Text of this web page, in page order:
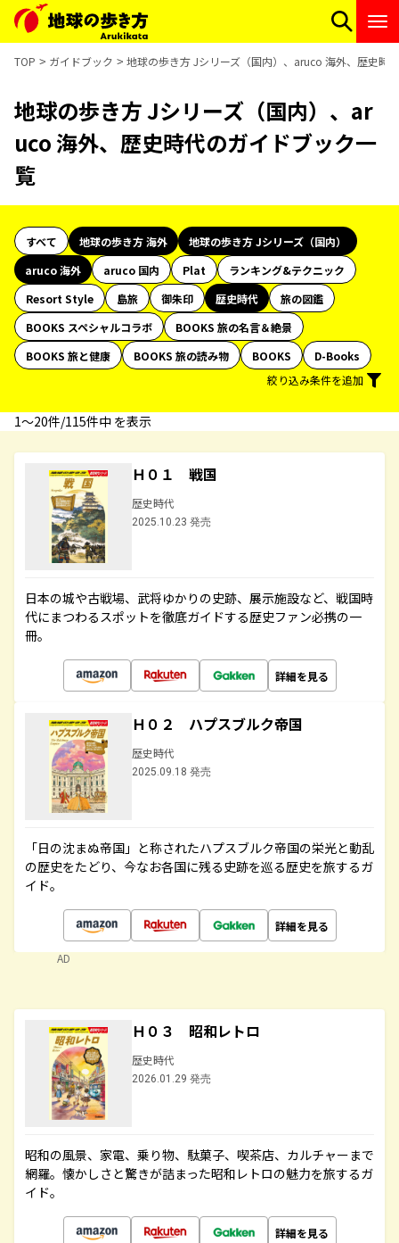
TOP ガイドブック 地球の歩き方 Jシリーズ（国内）、aruco 海外、歴史時
地球の歩き方 Jシリーズ（国内）、ar
uco 海外、歴史時代のガイドブック一
覧
すべて 地球の歩き方 海外
地球の歩き方 Jシリーズ（国内）
aruco 海外
aruco 国内 Plat
ランキング&テクニック
Resort Style
島旅 御朱印 歴史時代
旅の図鑑
BOOKS スペシャルコラボ
BOOKS 旅の名言＆絶景
BOOKS 旅と健康
BOOKS 旅の読み物 BOOKS
D-Books
絞り込み条件を追加
1〜20件/115件中 を表示
Ｈ０１ 戦国
歴史時代
2025.10.23 発売
日本の城や古戦場、武将ゆかりの史跡、展示施設など、戦国時
代にまつわるスポットを徹底ガイドする歴史ファン必携の一
冊。
詳細を見る
Ｈ０２ ハプスブルク帝国
歴史時代
2025.09.18 発売
「日の沈まぬ帝国」と称されたハプスブルク帝国の栄光と動乱
の歴史をたどり、今なお各国に残る史跡を巡る歴史を旅するガ
イド。
詳細を見る
AD
Ｈ０３ 昭和レトロ
歴史時代
2026.01.29 発売
昭和の風景、家電、乗り物、駄菓子、喫茶店、カルチャーまで
網羅。懐かしさと驚きが詰まった昭和レトロの魅力を旅するガ
イド。
詳細を見る